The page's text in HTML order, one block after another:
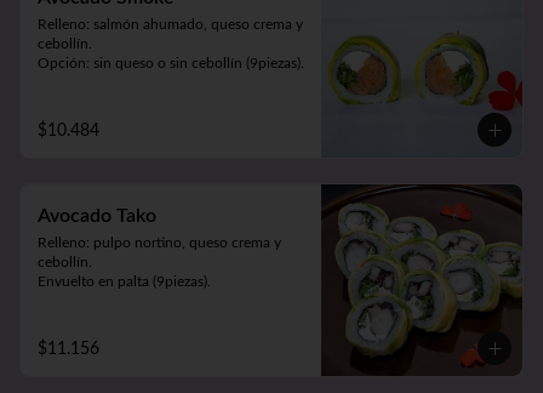
Relleno: salmón ahumado, queso crema y
cebollín.
Opción: sin queso o sin cebollín (9piezas).
$10.484
Avocado Tako
Relleno: pulpo nortino, queso crema y
cebollín.
Envuelto en palta (9piezas).
$11.156